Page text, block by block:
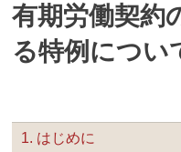
有期労働契約
る特例につい
1. はじめに